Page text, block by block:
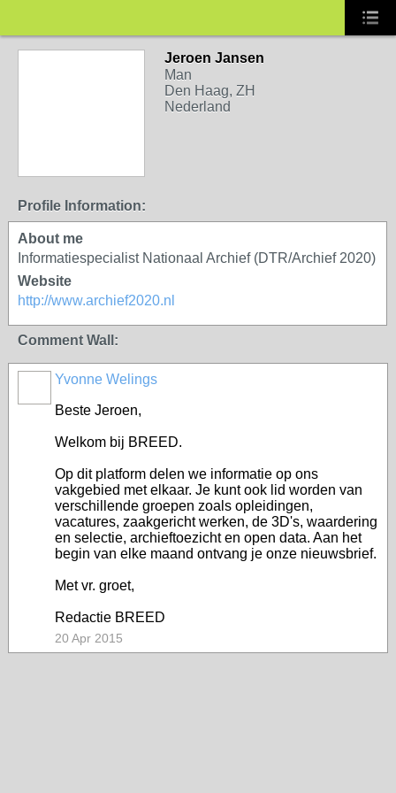
Jeroen Jansen
Man
Den Haag, ZH
Nederland
Profile Information:
About me
Informatiespecialist Nationaal Archief (DTR/Archief 2020)
Website
http://www.archief2020.nl
Comment Wall:
Yvonne Welings
Beste Jeroen,
Welkom bij BREED.
Op dit platform delen we informatie op ons
vakgebied met elkaar. Je kunt ook lid worden van
verschillende groepen zoals opleidingen,
vacatures, zaakgericht werken, de 3D's, waardering
en selectie, archieftoezicht en open data. Aan het
begin van elke maand ontvang je onze nieuwsbrief.
Met vr. groet,
Redactie BREED
20 Apr 2015